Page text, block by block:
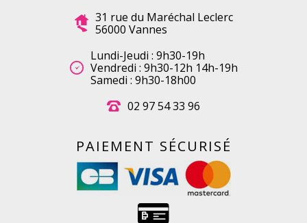
31 rue du Maréchal Leclerc
56000 Vannes
Lundi-Jeudi : 9h30-19h
Vendredi : 9h30-12h 14h-19h
Samedi : 9h30-18h00
02 97 54 33 96
PAIEMENT SÉCURISÉ